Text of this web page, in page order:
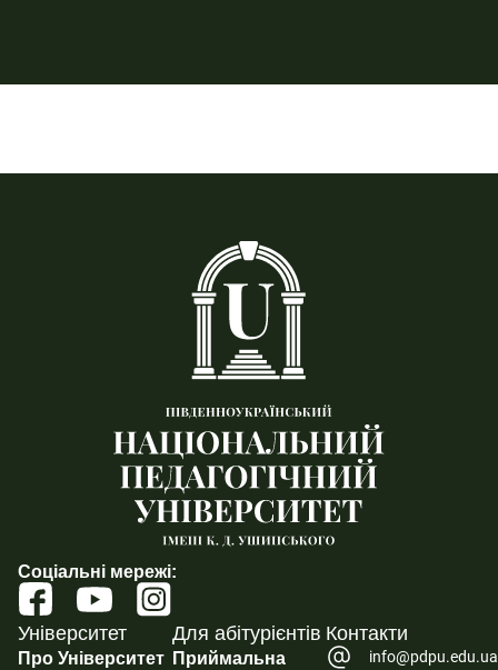
Соціальні мережі:
Університет
Про Університет
Для абітурієнтів
Приймальна
Контакти
info@pdpu.edu.ua